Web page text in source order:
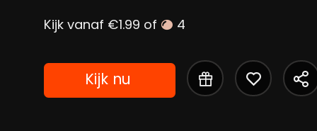
Rocco en ex-vrouw Ruth
staat bovenaan hun lijstje. Terwijl de spanning oploopt en Vincent zijn verleden
onder ogen moet komen, komen
Kijk vanaf €1.99 of 4
Kijk nu